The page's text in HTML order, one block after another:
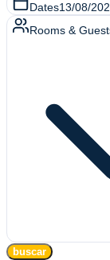
Dates13/08/
Rooms &
buscar